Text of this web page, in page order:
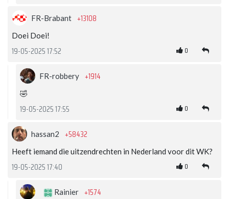
FR-Brabant +13108
Doei Doei!
19-05-2025 17:52 0
FR-robbery +1914
🤣
19-05-2025 17:55 0
hassan2 +58432
Heeft iemand die uitzendrechten in Nederland voor dit WK?
19-05-2025 17:40 0
Rainier +1574